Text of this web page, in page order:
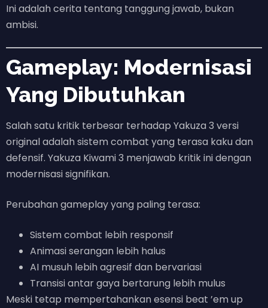
Ini adalah cerita tentang tanggung jawab, bukan
ambisi.
Gameplay: Modernisasi
Yang Dibutuhkan
Salah satu kritik terbesar terhadap Yakuza 3 versi
original adalah sistem combat yang terasa kaku dan
defensif. Yakuza Kiwami 3 menjawab kritik ini dengan
modernisasi signifikan.
Perubahan gameplay yang paling terasa:
Sistem combat lebih responsif
Animasi serangan lebih halus
AI musuh lebih agresif dan bervariasi
Transisi antar gaya bertarung lebih mulus
Meski tetap mempertahankan esensi beat ’em up